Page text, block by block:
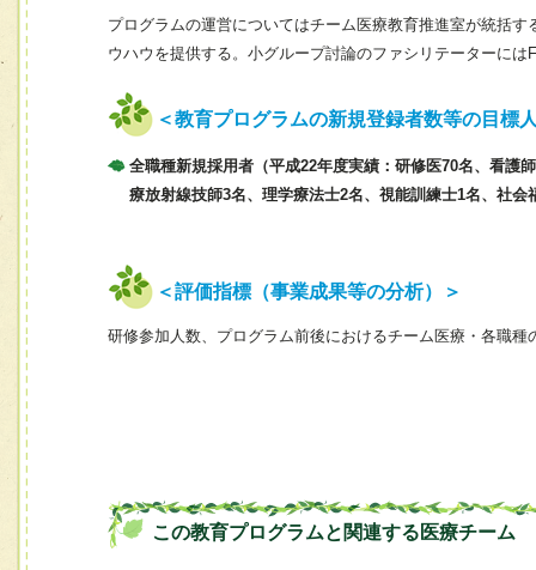
プログラムの運営についてはチーム医療教育推進室が統括
ウハウを提供する。小グループ討論のファシリテーターに
＜教育プログラムの新規登録者数等の目標
全職種新規採用者（平成22年度実績：研修医70名、看護
療放射線技師3名、理学療法士2名、視能訓練士1名、社
＜評価指標（事業成果等の分析）＞
研修参加人数、プログラム前後におけるチーム医療・各職種
この教育プログラムと関連する医療チーム